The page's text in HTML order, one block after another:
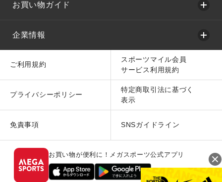
お買い物ガイド
企業情報
ご利用規約
スポーツマイル会員
サービス利用規約
プライバシーポリシー
特定商取引法に基づく
表示
免責事項 SNSガイドライン
お買い物が便利に！メガスポーツ公式アプリ